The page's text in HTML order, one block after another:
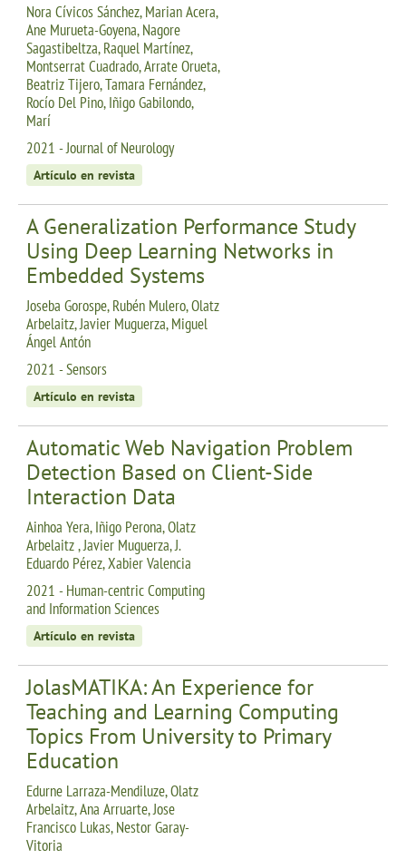
Nora Cívicos Sánchez, Marian Acera,
Ane Murueta-Goyena, Nagore
Sagastibeltza, Raquel Martínez,
Montserrat Cuadrado, Arrate Orueta,
Beatriz Tijero, Tamara Fernández,
Rocío Del Pino, Iñigo Gabilondo,
Marí
2021 - Journal of Neurology
Artículo en revista
A Generalization Performance Study
Using Deep Learning Networks in
Embedded Systems
Joseba Gorospe, Rubén Mulero, Olatz
Arbelaitz, Javier Muguerza, Miguel
Ángel Antón
2021 - Sensors
Artículo en revista
Automatic Web Navigation Problem
Detection Based on Client-Side
Interaction Data
Ainhoa Yera, Iñigo Perona, Olatz
Arbelaitz , Javier Muguerza, J.
Eduardo Pérez, Xabier Valencia
2021 - Human-centric Computing
and Information Sciences
Artículo en revista
JolasMATIKA: An Experience for
Teaching and Learning Computing
Topics From University to Primary
Education
Edurne Larraza-Mendiluze, Olatz
Arbelaitz, Ana Arruarte, Jose
Francisco Lukas, Nestor Garay-
Vitoria